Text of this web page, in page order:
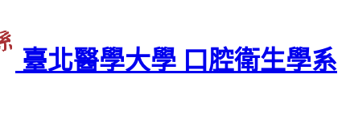
臺北醫學大學 口腔衛生學系